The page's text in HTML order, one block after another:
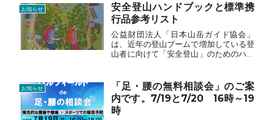
お知らせ
安全登山ハンドブックと標準携
行品参考リスト
公益財団法人「日本山岳ガイド協会」
は、近年の登山ブームで増加している登
山者に向けて「安全登山」のためのハン
で無料配布されていますので、是非ご活
用ください。（店頭配布数量...
お知らせ
「足・腰の無料相談会」のご案
内です。7/19と7/20 16時～19
時